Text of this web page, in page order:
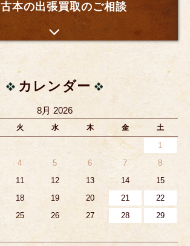
古本の出張買取のご相談
カレンダー
8月 2026
火 水 木 金 土
1
4 5 6 7
8
11 12 13 14
15
18 19 20 21
22
25 26 27 28
29